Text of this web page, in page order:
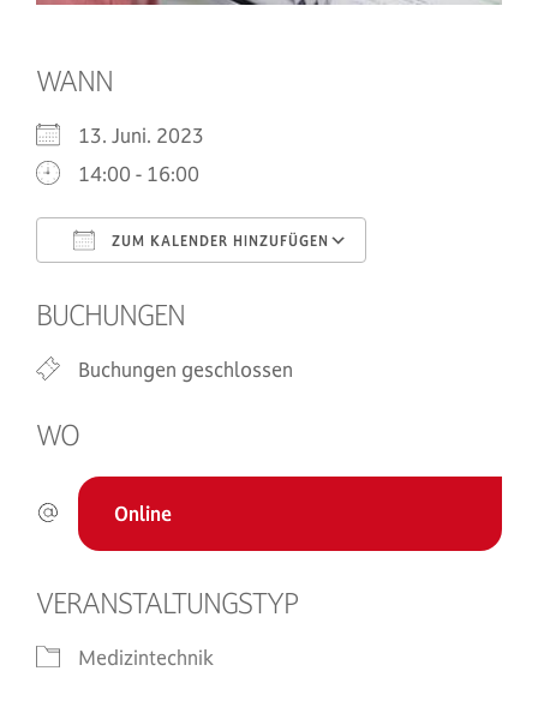
WANN
13. Juni. 2023
14:00 - 16:00
ZUM KALENDER HINZUFÜGEN
BUCHUNGEN
Buchungen geschlossen
WO
Online
VERANSTALTUNGSTYP
Medizintechnik